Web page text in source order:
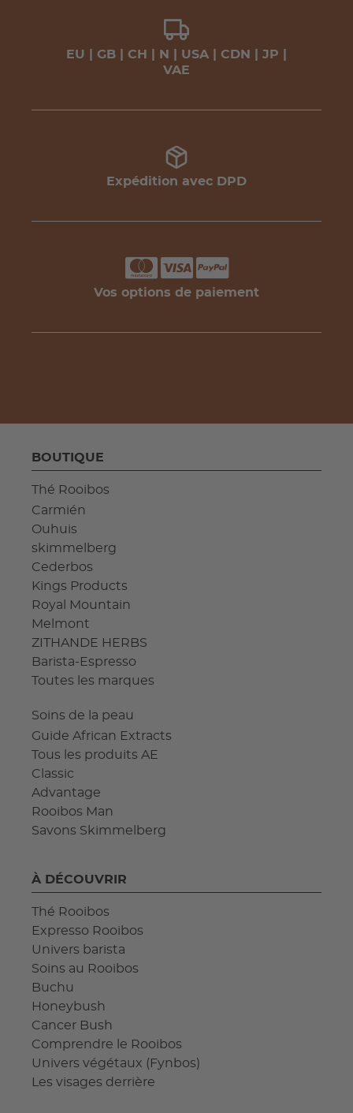
EU | GB | CH | N | USA | CDN | JP |
VAE
Expédition avec DPD
Vos options de paiement
BOUTIQUE
Thé Rooibos
Carmién
Ouhuis
skimmelberg
Cederbos
Kings Products
Royal Mountain
Melmont
ZITHANDE HERBS
Barista-Espresso
Toutes les marques
Soins de la peau
Guide African Extracts
Tous les produits AE
Classic
Advantage
Rooibos Man
Savons Skimmelberg
À DÉCOUVRIR
Thé Rooibos
Expresso Rooibos
Univers barista
Soins au Rooibos
Buchu
Honeybush
Cancer Bush
Comprendre le Rooibos
Univers végétaux (Fynbos)
Les visages derrière